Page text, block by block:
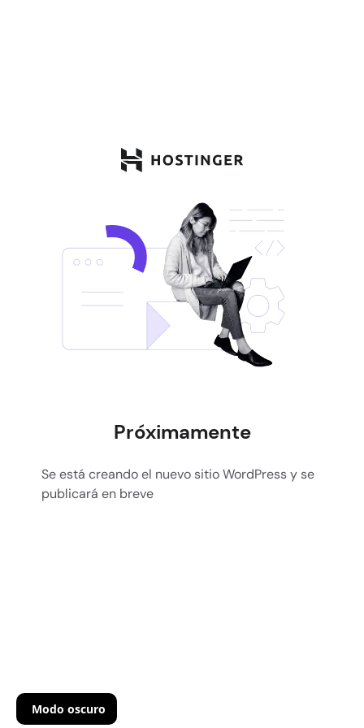
Próximamente
Se está creando el nuevo sitio WordPress y se
publicará en breve
Modo oscuro